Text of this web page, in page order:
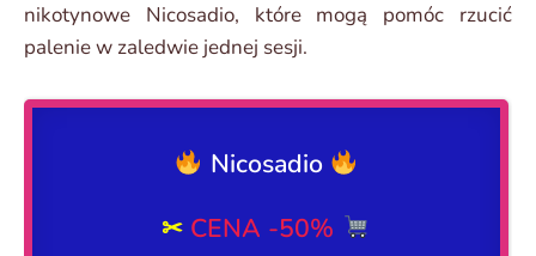
nikotynowe Nicosadio, które mogą pomóc rzucić
palenie w zaledwie jednej sesji.
Nicosadio
✂ CENA -50%